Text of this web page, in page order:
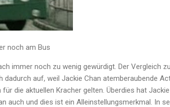
noch am Bus
immer noch zu wenig gewürdigt. Der Vergleich
auf, weil Jackie Chan atemberaubende
die aktuellen Kracher gelten. Überdies hat
auch und dies ist ein Alleinstellungsmerkmal. In